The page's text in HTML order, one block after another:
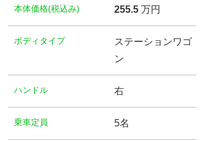
本体価格(税込み) 255.5 万円
ボディタイプ
ステーションワゴ
ン
ハンドル 右
乗車定員 5名